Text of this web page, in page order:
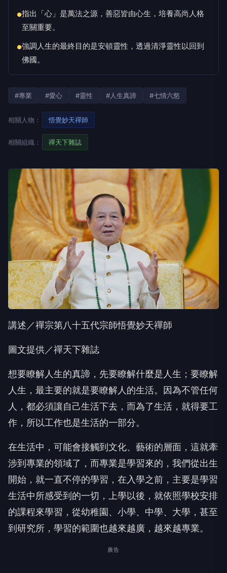
●指出「心」是萬法之源，善惡皆由心生，培養高尚人格
至關重要。
●強調人生的最終目的是安頓靈性，透過清淨靈性以回到
佛國。
#專業 #愛心 #靈性 #人生真諦 #七情六慾
相關人物： 悟覺妙天禪師
相關組織： 禪天下雜誌
講述／禪宗第八十五代宗師悟覺妙天禪師
圖文提供／禪天下雜誌
想要瞭解人生的真諦，先要瞭解什麼是人生；要瞭解
人生，最主要的就是要瞭解人的生活。因為不管任何
人，都必須讓自己生活下去，而為了生活，就得要工
作，所以工作也是生活的一部分。
在生活中，可能會接觸到文化、藝術的層面，這就牽
涉到專業的領域了，而專業是學習來的，我們從出生
開始，就一直不停的學習，在入學之前，主要是學習
生活中所感受到的一切，上學以後，就依照學校安排
的課程來學習，從幼稚園、小學、中學、大學，甚至
到研究所，學習的範圍也越來越廣，越來越專業。
廣告